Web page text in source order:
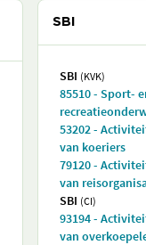
SBI
SBI (KVK)
85510 - Sport-
53202 -
van koeriers
79120 -
van
SBI (CI)
93194 -
van